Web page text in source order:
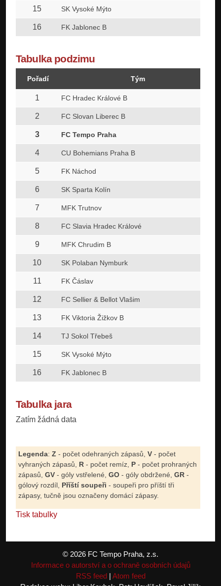
15 SK Vysoké Mýto
16 FK Jablonec B
Tabulka podzimu
Pořadí Tým
1 FC Hradec Králové B
2 FC Slovan Liberec B
3 FC Tempo Praha
4 CU Bohemians Praha B
5 FK Náchod
6 SK Sparta Kolín
7 MFK Trutnov
8 FC Slavia Hradec Králové
9 MFK Chrudim B
10 SK Polaban Nymburk
11 FK Čáslav
12 FC Sellier & Bellot Vlašim
13 FK Viktoria Žižkov B
14 TJ Sokol Třebeš
15 SK Vysoké Mýto
16 FK Jablonec B
Tabulka jara
Zatím žádná data
Legenda: Z - počet odehraných zápasů, V - počet
vyhraných zápasů, R - počet remíz, P - počet prohraných
zápasů, GV - góly vstřelené, GO - góly obdržené, GR -
gólový rozdíl, Příští soupeři - soupeři pro příští tři
zápasy, tučně jsou označeny domácí zápasy.
Tisk tabulky
© 2026 FC Tempo Praha, z.s.
Informace o autorství a o ochraně osobních údajů
RSS feed| Atom feed